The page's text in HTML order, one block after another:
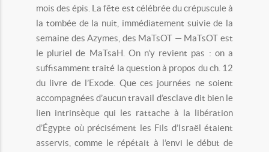
mois des épis. La fête est célébrée du crépuscule à
la tombée de la nuit, immédiatement suivie de la
semaine des Azymes, des MaTsOT — MaTsOT est
le pluriel de MaTsaH. On n’y revient pas : on a
suffisamment traité la question à propos du ch. 12
du livre de l’Exode. Que ces journées ne soient
accompagnées d’aucun travail d’esclave dit bien le
lien intrinsèque qui les rattache à la libération
d’Égypte où précisément les Fils d’Israël étaient
asservis, comme le répétait à l’envi le début de